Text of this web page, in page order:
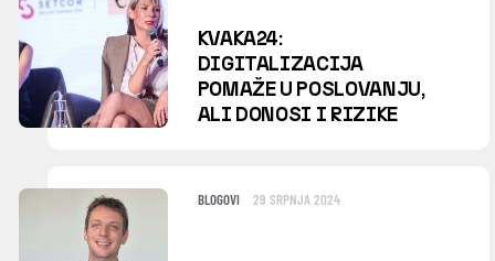
KVAKA24:
DIGITALIZACIJA
POMAŽE U POSLOVANJU,
ALI DONOSI I RIZIKE
BLOGOVI 29 SRPNJA 2024